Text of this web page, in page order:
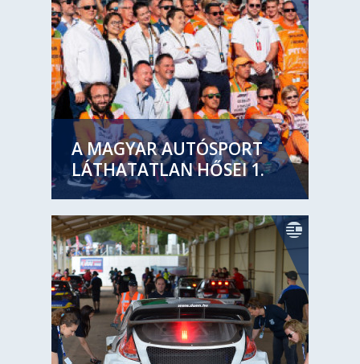
A MAGYAR AUTÓSPORT
LÁTHATATLAN HŐSEI 1.